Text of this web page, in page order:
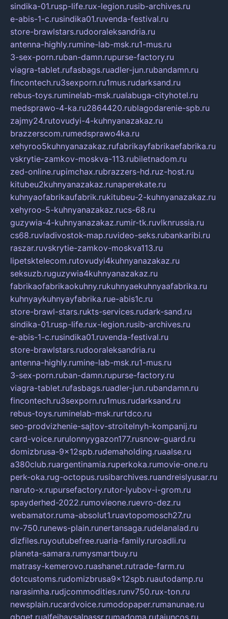
sindika-01.rusp-life.rux-legion.rusib-archives.ru
e-abis-1-c.rusindika01.ruvenda-festival.ru
store-brawlstars.rudooraleksandria.ru
antenna-highly.rumine-lab-msk.ru1-mus.ru
3-sex-porn.ruban-damn.rupurse-factory.ru
viagra-tablet.rufasbags.ruadler-jun.rubandamn.ru
fincontech.ru3sexporn.ru1mus.rudarksand.ru
rebus-toys.ruminelab-msk.rualabuga-cityhotel.ru
medsprawo-4-ka.ru2864420.rublagodarenie-spb.ru
zajmy24.rutovudyi-4-kuhnyanazakaz.ru
brazzerscom.rumedsprawo4ka.ru
xehyroo5kuhnyanazakaz.rufabrikayfabrikaefabrika.ru
vskrytie-zamkov-moskva-113.rubiletnadom.ru
zed-online.rupimchax.rubrazzers-hd.ruz-host.ru
kitubeu2kuhnyanazakaz.runaperekate.ru
kuhnyaofabrikaufabrik.rukitubeu-2-kuhnyanazakaz.ru
xehyroo-5-kuhnyanazakaz.rucs-68.ru
guzywia-4-kuhnyanazakaz.rumir-tk.ruvlknrussia.ru
cs68.ruvladivostok-map.ruvideo-seks.rubankaribi.ru
raszar.ruvskrytie-zamkov-moskva113.ru
lipetsktelecom.rutovudyi4kuhnyanazakaz.ru
seksuzb.ruguzywia4kuhnyanazakaz.ru
fabrikaofabrikaokuhny.rukuhnyaekuhnyaafabrika.ru
kuhnyaykuhnyayfabrika.rue-abis1c.ru
store-brawl-stars.rukts-services.rudark-sand.ru
sindika-01.rusp-life.rux-legion.rusib-archives.ru
e-abis-1-c.rusindika01.ruvenda-festival.ru
store-brawlstars.rudooraleksandria.ru
antenna-highly.rumine-lab-msk.ru1-mus.ru
3-sex-porn.ruban-damn.rupurse-factory.ru
viagra-tablet.rufasbags.ruadler-jun.rubandamn.ru
fincontech.ru3sexporn.ru1mus.rudarksand.ru
rebus-toys.ruminelab-msk.rurtdco.ru
seo-prodvizhenie-sajtov-stroitelnyh-kompanij.ru
card-voice.rurulonnyygazon177.rusnow-guard.ru
domizbrusa-9x12spb.rudemaholding.ruaalse.ru
a380club.ruargentinamia.ruperkoka.rumovie-one.ru
perk-oka.rug-octopus.rusibarchives.ruandreislyusar.ru
naruto-x.rupursefactory.rutor-lyubov-i-grom.ru
spayderhed-2022.rumovieone.ruevro-dez.ru
webamator.ruma-absolut1.ruavtopomosch27.ru
nv-750.runews-plain.runertansaga.rudelanalad.ru
dizfiles.ruyoutubefree.ruaria-family.ruroadli.ru
planeta-samara.rumysmartbuy.ru
matrasy-kemerovo.ruashanet.rutrade-farm.ru
dotcustoms.rudomizbrusa9x12spb.ruautodamp.ru
narasimha.rudjcommodities.runv750.rux-ton.ru
newsplain.rucardvoice.rumodopaper.rumanunae.ru
gbget.rualfeihavsalnassr.rumadoma.rutajuncos.ru